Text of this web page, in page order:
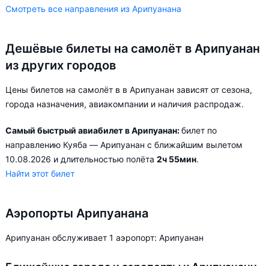
Смотреть все направления из Арипуанана
Дешёвые билеты на самолёт в Арипуанан
из других городов
Цены билетов на самолёт в в Арипуанан зависят от сезона,
города назначения, авиакомпании и наличия распродаж.
Самый быстрый авиабилет в Арипуанан:билет по
направлению Куяба — Арипуанан с ближайшим вылетом
10.08.2026 и длительностью полёта 2ч 55мин.
Найти этот билет
Аэропорты Арипуанана
Арипуанан обслуживает 1 аэропорт: Арипуанан